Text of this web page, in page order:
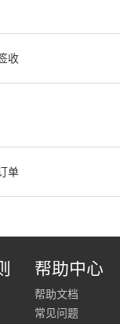
收
单
帮助中心
帮助文档
常见问题